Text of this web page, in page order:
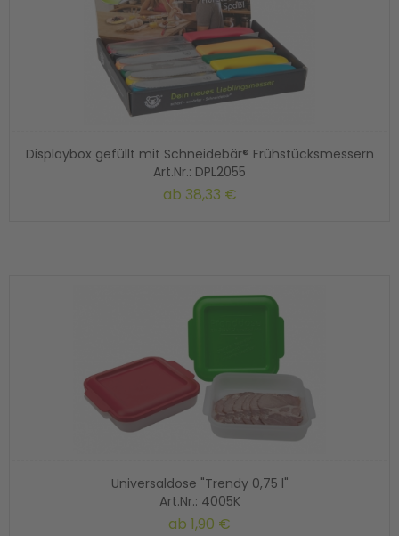
Displaybox gefüllt mit Schneidebär® Frühstücksmessern
Art.Nr.: DPL2055
ab 38,33 €
Universaldose "Trendy 0,75 l"
Art.Nr.: 4005K
ab 1,90 €